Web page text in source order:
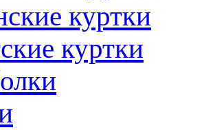
куртки
куртки